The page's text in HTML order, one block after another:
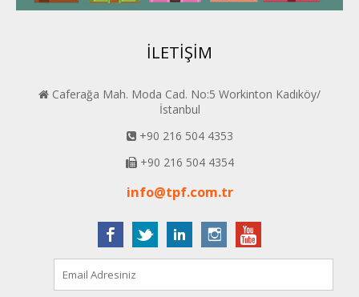
İLETİŞİM
Caferağa Mah. Moda Cad. No:5 Workinton Kadıköy/
İstanbul
+90 216 504 4353
+90 216 504 4354
info@tpf.com.tr